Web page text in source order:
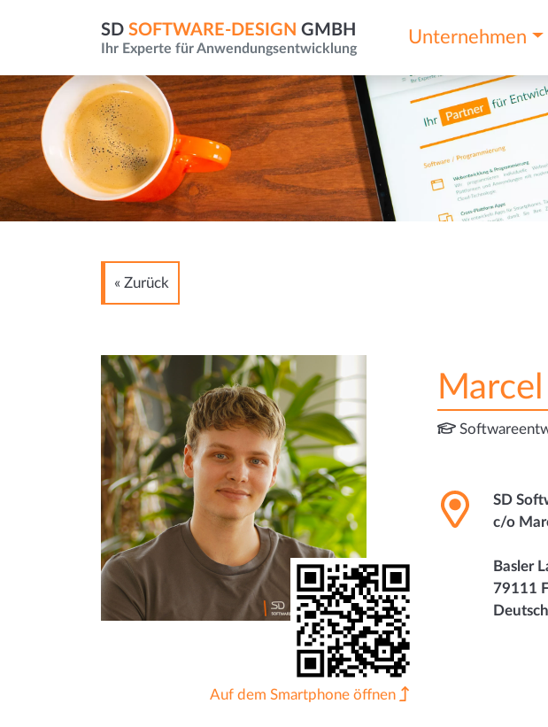
SD SOFTWARE-DESIGN GMBH
Ihr Experte für Anwendungsentwicklung
Unternehmen
« Zurück
Auf dem Smartphone öffnen
SD
c/o
Basler
79111